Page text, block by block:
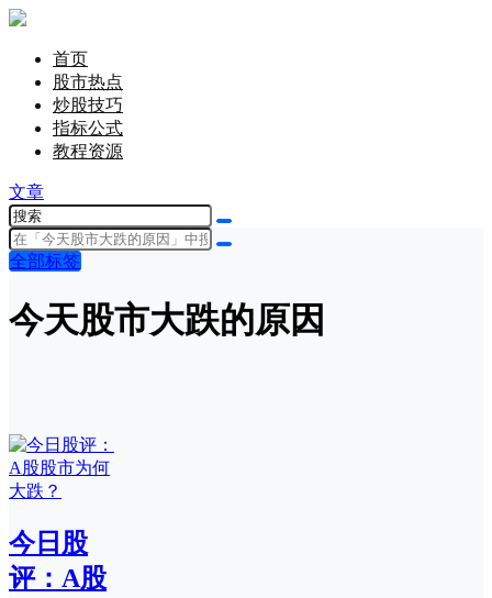
首页
股市热点
炒股技巧
指标公式
教程资源
文章
全部标签
今天股市大跌的原因
今日股
评：A股